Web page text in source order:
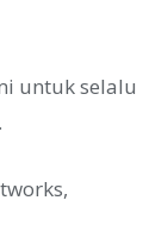
untuk selalu